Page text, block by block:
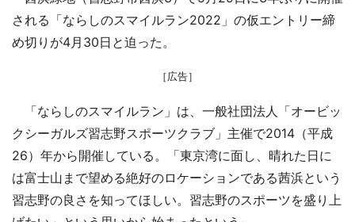
される「ならしのスマイルラン2022」の仮エントリー締
め切りが4月30日と迫った。
［広告］
「ならしのスマイルラン」は、一般社団法人「オービッ
クシーガルズ習志野スポーツクラブ」主催で2014（平成
26）年から開催している。「東京湾に面し、晴れた日に
は富士山まで望める絶好のロケーションである茜浜という
習志野の良さを知ってほしい。習志野のスポーツを盛り上